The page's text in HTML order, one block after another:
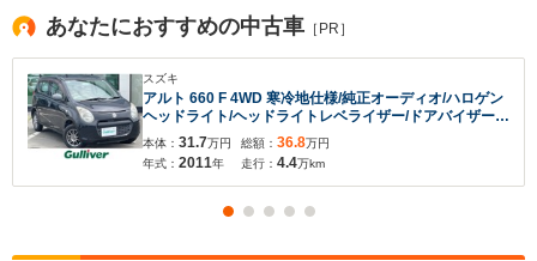
あなたにおすすめの中古車 ［PR］
スズキ
アルト 660 F 4WD 寒冷地仕様/純正オーディオ/ハロゲン
ヘッドライト/ヘッドライトレベライザー/ドアバイザー/
リモコンキー/スペアキー/取扱説明書/保証書/社外アルミ
ホイール
本体： 31.7万円
年式： 2011年
総額： 36.8万円
走行： 4.4万km
入力途中の情報を保存しますか？
※次回問い合わせをする際に自動入力されます
※保存された情報は90 日で破棄されます